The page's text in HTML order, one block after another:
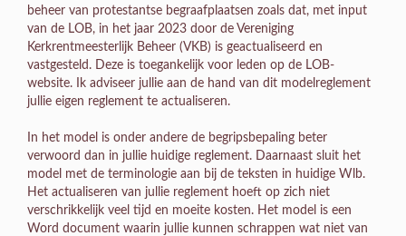
beheer van protestantse begraafplaatsen zoals dat, met input
van de LOB, in het jaar 2023 door de Vereniging
Kerkrentmeesterlijk Beheer (VKB) is geactualiseerd en
vastgesteld. Deze is toegankelijk voor leden op de LOB-
website. Ik adviseer jullie aan de hand van dit modelreglement
jullie eigen reglement te actualiseren.
In het model is onder andere de begripsbepaling beter
verwoord dan in jullie huidige reglement. Daarnaast sluit het
model met de terminologie aan bij de teksten in huidige Wlb.
Het actualiseren van jullie reglement hoeft op zich niet
verschrikkelijk veel tijd en moeite kosten. Het model is een
Word document waarin jullie kunnen schrappen wat niet van